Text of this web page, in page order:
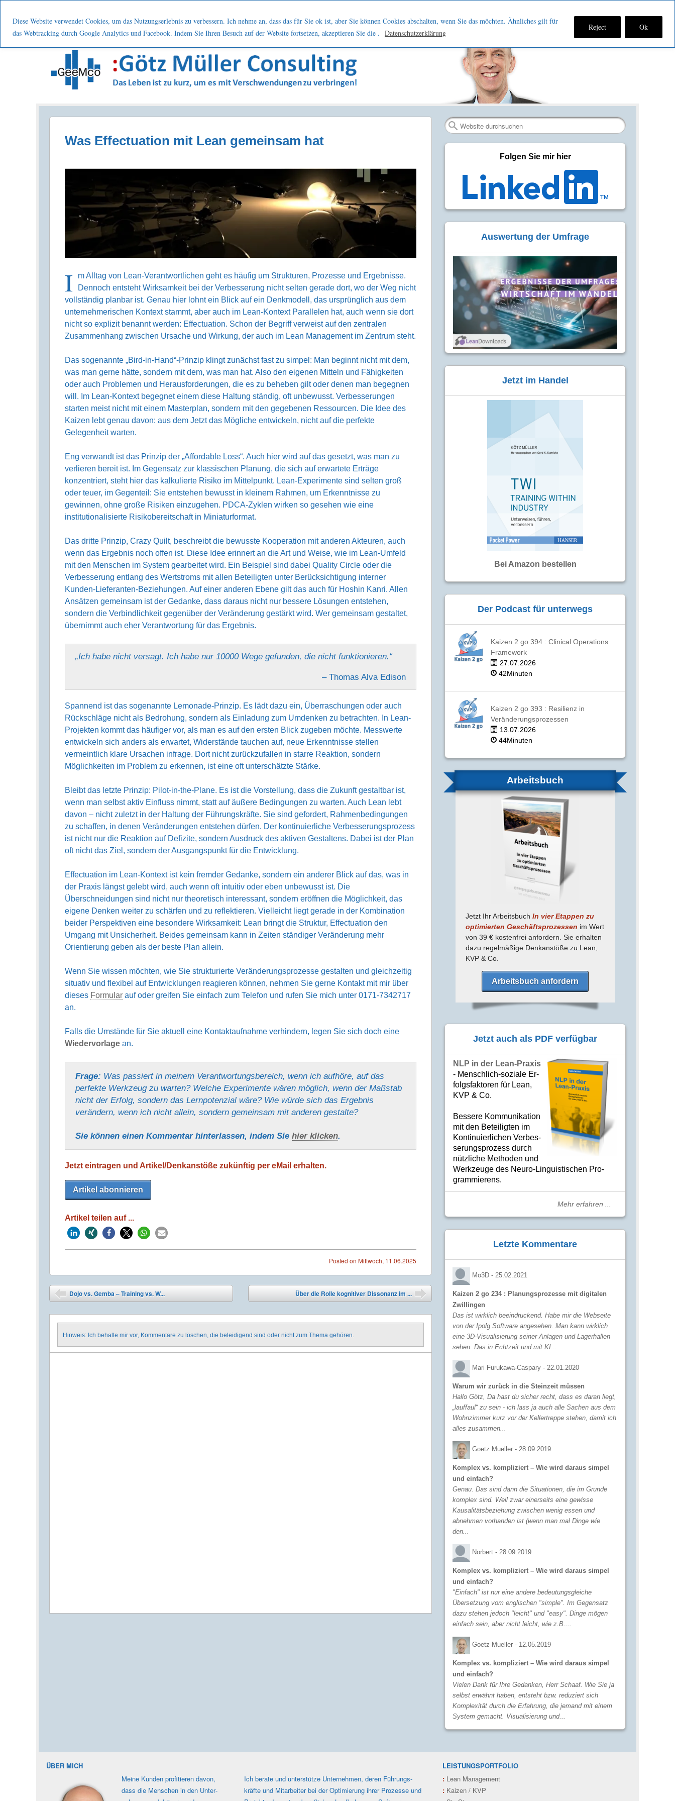
Diese Website verwendet Cookies, um das Nutzungserlebnis zu verbessern. Ich nehme an, dass das für Sie ok ist, aber Sie können Cookies abschalten, wenn Sie das möchten. Ähnliches gilt für
das Webtracking durch Google Analytics und Facebook. Indem Sie Ihren Besuch auf der Website fortsetzen, akzeptieren Sie die . Datenschutzerklärung
Reject Ok
Menu
Start
Leistung Nutzen Über mich Netzwerk Kontakt Blog
Podcast
Fan Verbinden
RSS-
Prozesse . Systematisch . Kontinuierlich . Verbessern
Search
Was Effectuation mit Lean gemeinsam hat
I
m Alltag von Lean-Verantwortlichen geht es häufig um Strukturen, Prozesse und Ergebnisse.
Dennoch entsteht Wirksamkeit bei der Verbesserung nicht selten gerade dort, wo der Weg nicht
vollständig planbar ist. Genau hier lohnt ein Blick auf ein Denkmodell, das ursprünglich aus dem
unternehmerischen Kontext stammt, aber auch im Lean-Kontext Parallelen hat, auch wenn sie dort
nicht so explizit benannt werden: Effectuation. Schon der Begriff verweist auf den zentralen
Zusammenhang zwischen Ursache und Wirkung, der auch im Lean Management im Zentrum steht.
Das sogenannte „Bird-in-Hand“-Prinzip klingt zunächst fast zu simpel: Man beginnt nicht mit dem,
was man gerne hätte, sondern mit dem, was man hat. Also den eigenen Mitteln und Fähigkeiten
oder auch Problemen und Herausforderungen, die es zu beheben gilt oder denen man begegnen
will. Im Lean-Kontext begegnet einem diese Haltung ständig, oft unbewusst. Verbesserungen
starten meist nicht mit einem Masterplan, sondern mit den gegebenen Ressourcen. Die Idee des
Kaizen lebt genau davon: aus dem Jetzt das Mögliche entwickeln, nicht auf die perfekte
Gelegenheit warten.
Eng verwandt ist das Prinzip der „Affordable Loss“. Auch hier wird auf das gesetzt, was man zu
verlieren bereit ist. Im Gegensatz zur klassischen Planung, die sich auf erwartete Erträge
konzentriert, steht hier das kalkulierte Risiko im Mittelpunkt. Lean-Experimente sind selten groß
oder teuer, im Gegenteil: Sie entstehen bewusst in kleinem Rahmen, um Erkenntnisse zu
gewinnen, ohne große Risiken einzugehen. PDCA-Zyklen wirken so gesehen wie eine
institutionalisierte Risikobereitschaft in Miniaturformat.
Das dritte Prinzip, Crazy Quilt, beschreibt die bewusste Kooperation mit anderen Akteuren, auch
wenn das Ergebnis noch offen ist. Diese Idee erinnert an die Art und Weise, wie im Lean-Umfeld
mit den Menschen im System gearbeitet wird. Ein Beispiel sind dabei Quality Circle oder die
Verbesserung entlang des Wertstroms mit allen Beteiligten unter Berücksichtigung interner
Kunden-Lieferanten-Beziehungen. Auf einer anderen Ebene gilt das auch für Hoshin Kanri. Allen
Ansätzen gemeinsam ist der Gedanke, dass daraus nicht nur bessere Lösungen entstehen,
sondern die Verbindlichkeit gegenüber der Veränderung gestärkt wird. Wer gemeinsam gestaltet,
übernimmt auch eher Verantwortung für das Ergebnis.
„Ich habe nicht versagt. Ich habe nur 10000 Wege gefunden, die nicht funktionieren.“
– Thomas Alva Edison
Spannend ist das sogenannte Lemonade-Prinzip. Es lädt dazu ein, Überraschungen oder auch
Rückschläge nicht als Bedrohung, sondern als Einladung zum Umdenken zu betrachten. In Lean-
Projekten kommt das häufiger vor, als man es auf den ersten Blick zugeben möchte. Messwerte
entwickeln sich anders als erwartet, Widerstände tauchen auf, neue Erkenntnisse stellen
vermeintlich klare Ursachen infrage. Dort nicht zurückzufallen in starre Reaktion, sondern
Möglichkeiten im Problem zu erkennen, ist eine oft unterschätzte Stärke.
Bleibt das letzte Prinzip: Pilot-in-the-Plane. Es ist die Vorstellung, dass die Zukunft gestaltbar ist,
wenn man selbst aktiv Einfluss nimmt, statt auf äußere Bedingungen zu warten. Auch Lean lebt
davon – nicht zuletzt in der Haltung der Führungskräfte. Sie sind gefordert, Rahmenbedingungen
zu schaffen, in denen Veränderungen entstehen dürfen. Der kontinuierliche Verbesserungsprozess
ist nicht nur die Reaktion auf Defizite, sondern Ausdruck des aktiven Gestaltens. Dabei ist der Plan
oft nicht das Ziel, sondern der Ausgangspunkt für die Entwicklung.
Effectuation im Lean-Kontext ist kein fremder Gedanke, sondern ein anderer Blick auf das, was in
der Praxis längst gelebt wird, auch wenn oft intuitiv oder eben unbewusst ist. Die
Überschneidungen sind nicht nur theoretisch interessant, sondern eröffnen die Möglichkeit, das
eigene Denken weiter zu schärfen und zu reflektieren. Vielleicht liegt gerade in der Kombination
beider Perspektiven eine besondere Wirksamkeit: Lean bringt die Struktur, Effectuation den
Umgang mit Unsicherheit. Beides gemeinsam kann in Zeiten ständiger Veränderung mehr
Orientierung geben als der beste Plan allein.
Wenn Sie wissen möchten, wie Sie strukturierte Veränderungsprozesse gestalten und gleichzeitig
situativ und flexibel auf Entwicklungen reagieren können, nehmen Sie gerne Kontakt mit mir über
dieses Formular auf oder greifen Sie einfach zum Telefon und rufen Sie mich unter 0171-7342717
an.
Falls die Umstände für Sie aktuell eine Kontaktaufnahme verhindern, legen Sie sich doch eine
Wiedervorlage an.
Frage: Was passiert in meinem Verantwortungsbereich, wenn ich aufhöre, auf das
perfekte Werkzeug zu warten? Welche Experimente wären möglich, wenn der Maßstab
nicht der Erfolg, sondern das Lernpotenzial wäre? Wie würde sich das Ergebnis
verändern, wenn ich nicht allein, sondern gemeinsam mit anderen gestalte?
Sie können einen Kommentar hinter­lassen, indem Sie hier klicken.
Jetzt eintragen und Artikel/Denkanstöße zukünftig per eMail erhalten.
Artikel abonnieren
Artikel teilen auf ...
Posted on Mittwoch, 11.06.2025
Post navigation
Dojo vs. Gemba – Training vs. W...
Über die Rolle kognitiver Dissonanz im ...
Hinweis: Ich behalte mir vor, Kommentare zu löschen, die beleidigend sind oder nicht zum Thema gehören.
Folgen Sie mir hier
Auswertung der Umfrage
Jetzt im Handel
Bei Amazon bestellen
Der Podcast für unterwegs
Kaizen 2 go 394 : Clinical Operations
Framework
27.07.2026
42Minuten
Kaizen 2 go 393 : Resilienz in
Veränderungsprozessen
13.07.2026
44Minuten
Arbeitsbuch
Jetzt Ihr Arbeitsbuch In vier Etappen zu
optimierten Geschäfts­prozessen im Wert
von 39 € kostenfrei anfordern. Sie erhalten
dazu regel­mäßige Denk­anstöße zu Lean,
KVP & Co.
Arbeitsbuch anfordern
Jetzt auch als PDF verfügbar
NLP in der Lean-Praxis
- Mensch­lich-soziale Er­
folgs­fak­to­ren für Lean,
KVP & Co.
Bes­se­re Kom­­mu­­ni­ka­tion
mit den Betei­lig­ten im
Kon­ti­nuier­li­chen Ver­bes­
se­rungs­­pro­­zess durch
nütz­­liche Me­­tho­­den und
Werk­­zeuge des Neuro-Linguis­­ti­schen Pro­­
gram­­mie­­rens.
Mehr erfahren ...
Letzte Kommentare
Mo3D - 25.02.2021
Kaizen 2 go 234 : Planungsprozesse mit digitalen
Zwillingen
Das ist wirklich beeindruckend. Habe mir die Webseite
von der Ipolg Software angesehen. Man kann wirklich
eine 3D-Visualisierung seiner Anlagen und Lagerhallen
sehen. Das in Echtzeit und mit KI...
Mari Furukawa-Caspary - 22.01.2020
Warum wir zurück in die Steinzeit müssen
Hallo Götz, Da hast du sicher recht, dass es daran liegt,
„lauffaul“ zu sein - ich lass ja auch alle Sachen aus dem
Wohnzimmer kurz vor der Kellertreppe stehen, damit ich
alles zusammen...
Goetz Mueller - 28.09.2019
Komplex vs. kompliziert – Wie wird daraus simpel
und einfach?
Genau. Das sind dann die Situationen, die im Grunde
komplex sind. Weil zwar einerseits eine gewisse
Kausalitätsbeziehung zwischen wenig essen und
abnehmen vorhanden ist (wenn man mal Dinge wie
den...
Norbert - 28.09.2019
Komplex vs. kompliziert – Wie wird daraus simpel
und einfach?
"Einfach" ist nur eine andere bedeutungsgleiche
Übersetzung vom englischen "simple". Im Gegensatz
dazu stehen jedoch "leicht" und "easy". Dinge mögen
einfach sein, aber nicht leicht, wie z.B....
Goetz Mueller - 12.05.2019
Komplex vs. kompliziert – Wie wird daraus simpel
und einfach?
Vielen Dank für Ihre Gedanken, Herr Schaaf. Wie Sie ja
selbst erwähnt haben, entsteht bzw. reduziert sich
Komplexität durch die Erfahrung, die jemand mit einem
System gemacht. Visualisierung und...
ÜBER MICH
Meine Kunden profi­tieren davon,
dass die Men­schen in den Unter­
Ich berate und unterstütze Unter­nehmen, deren Füh­rungs­
kräfte und Mit­arbeiter bei der Optimie­rung ihrer Prozesse und
LEISTUNGSPORTFOLIO
:Lean Management
:Kaizen / KVP